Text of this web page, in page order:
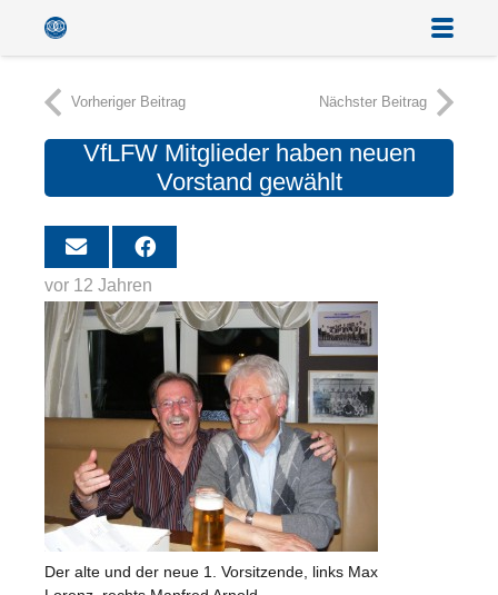
Vorheriger Beitrag Nächster Beitrag
VfLFW Mitglieder haben neuen
Vorstand gewählt
vor 12 Jahren
Der alte und der neue 1. Vorsitzende, links Max